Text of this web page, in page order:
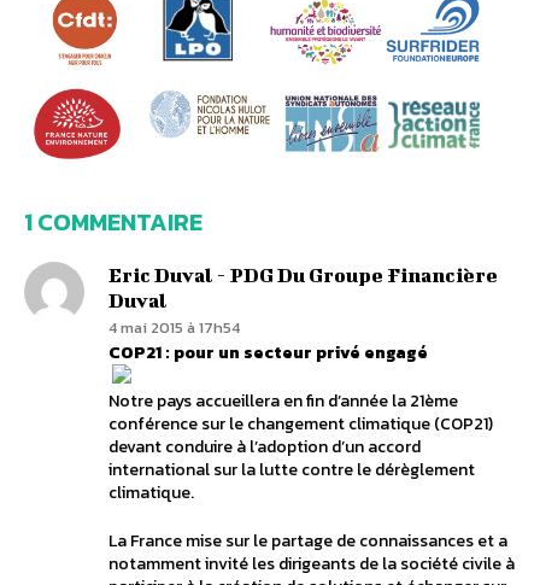
1 COMMENTAIRE
Eric Duval - PDG Du Groupe Financière
Duval
4 mai 2015 à 17h54
COP21 : pour un secteur privé engagé
Notre pays accueillera en fin d’année la 21ème
conférence sur le changement climatique (COP21)
devant conduire à l’adoption d’un accord
international sur la lutte contre le dérèglement
climatique.
La France mise sur le partage de connaissances et a
notamment invité les dirigeants de la société civile à